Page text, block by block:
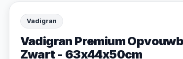
Vadigran
Vadigran Premium
Zwart - 63x44x50cm